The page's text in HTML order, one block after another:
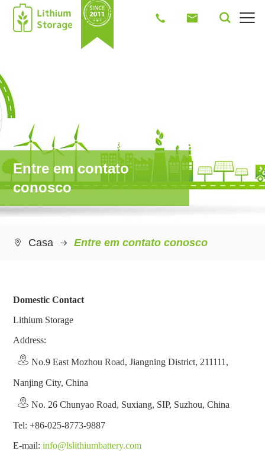
   
Entre em contato
conosco
 Casa Entre em contato conosco
Domestic Contact
Lithium Storage
Address:
No.9 East Mozhou Road, Jiangning District, 211111,
Nanjing City, China
No. 26 Chunyao Road, Suxiang, SIP, Suzhou, China
Tel: +86-025-8773-9887
E-mail:info@lslithiumbattery.com